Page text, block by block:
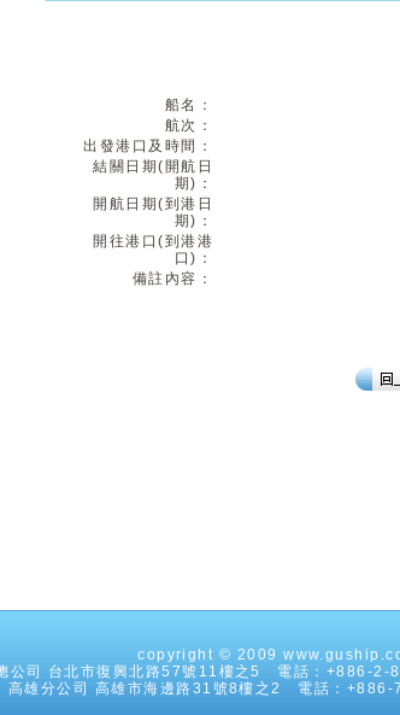
船名：
航次：
出發港口及時間：
結關日期(開航日
期)：
開航日期(到港日
期)：
開往港口(到港港
口)：
備註內容：
copyright © 2009
公司 台北市復興北路57號11樓之5 電話：+886-
高雄分公司 高雄市海邊路31號8樓之2 電話：